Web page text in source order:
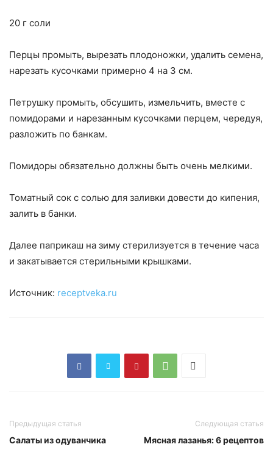
20 г соли
Перцы промыть, вырезать плодоножки, удалить семена,
нарезать кусочками примерно 4 на 3 см.
Петрушку промыть, обсушить, измельчить, вместе с
помидорами и нарезанным кусочками перцем, чередуя,
разложить по банкам.
Помидоры обязательно должны быть очень мелкими.
Томатный сок с солью для заливки довести до кипения,
залить в банки.
Далее паприкаш на зиму стерилизуется в течение часа
и закатывается стерильными крышками.
Источник: receptveka.ru
Предыдущая статья
Салаты из одуванчика
Следующая статья
Мясная лазанья: 6 рецептов